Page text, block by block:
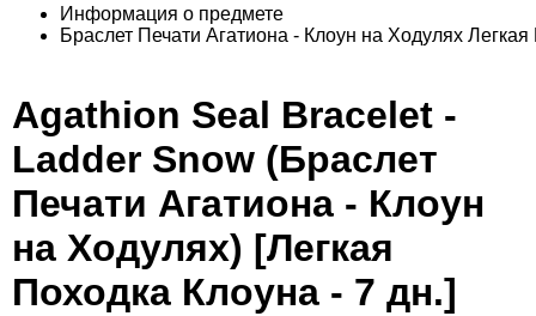
Информация о предмете
Браслет Печати Агатиона - Клоун на Ходулях Легкая
Agathion Seal Bracelet -
Ladder Snow (Браслет
Печати Агатиона - Клоун
на Ходулях) [Легкая
Походка Клоуна - 7 дн.]